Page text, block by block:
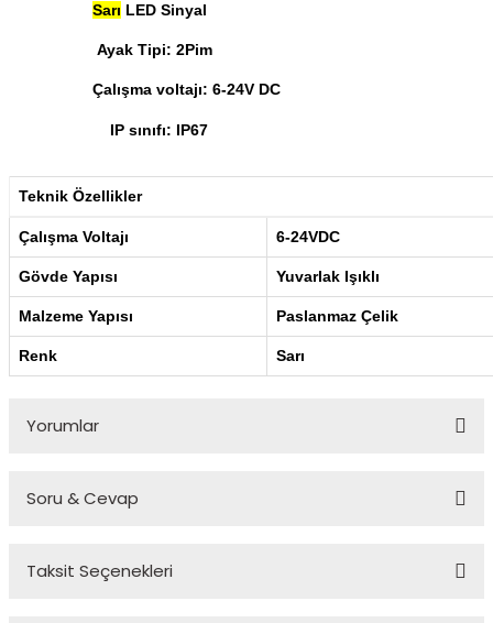
Sarı LED Sinyal
Ayak Tipi: 2Pim
Çalışma voltajı: 6-24V DC
IP sınıfı: IP67
Teknik Özellikler
Çalışma Voltajı 6-24VDC
Gövde Yapısı Yuvarlak Işıklı
Malzeme Yapısı Paslanmaz Çelik
Renk Sarı
Yorumlar
Soru & Cevap
Ürün hakkında henüz soru sorulmamış.
Taksit Seçenekleri